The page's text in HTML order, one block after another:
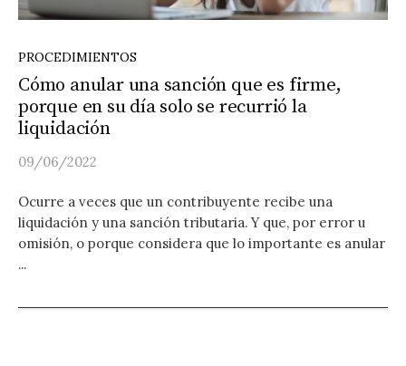
PROCEDIMIENTOS
Cómo anular una sanción que es firme,
porque en su día solo se recurrió la
liquidación
09/06/2022
Ocurre a veces que un contribuyente recibe una
liquidación y una sanción tributaria. Y que, por error u
omisión, o porque considera que lo importante es anular
...